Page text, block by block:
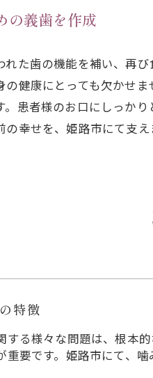
の義歯を作成
た歯の機能を補い、再
の健康にとっても欠かせ
。患者様のお口にしっか
幸せを、姫路市にて支え
特徴
する様々な問題は、根本
重要です。姫路市にて、